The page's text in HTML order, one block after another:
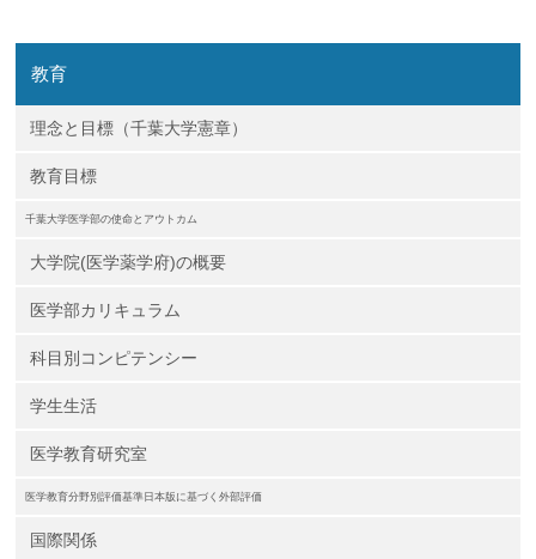
教育
理念と目標（千葉大学憲章）
教育目標
千葉大学医学部の使命とアウトカム
大学院(医学薬学府)の概要
医学部カリキュラム
科目別コンピテンシー
学生生活
医学教育研究室
医学教育分野別評価基準日本版に基づく外部評価
国際関係